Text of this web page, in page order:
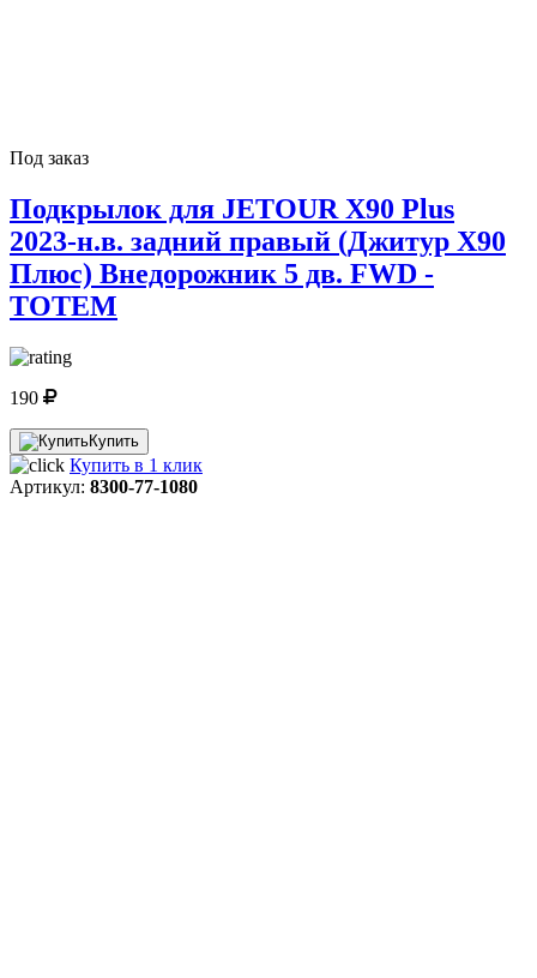
Под заказ
Подкрылок для JETOUR X90 Plus
2023-н.в. задний правый (Джитур X90
Плюс) Внедорожник 5 дв. FWD -
TOTEM
190
Купить
Купить в 1 клик
Артикул: 8300-77-1080